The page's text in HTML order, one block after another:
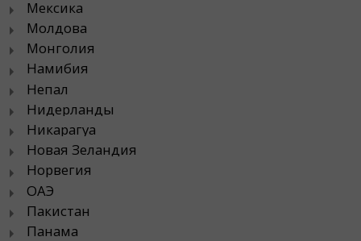
Мексика
Молдова
Монголия
Намибия
Непал
Нидерланды
Никарагуа
Новая Зеландия
Норвегия
ОАЭ
Пакистан
Панама